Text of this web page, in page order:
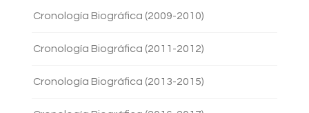
Cronología Biográfica (2009-2010)
Cronología Biográfica (2011-2012)
Cronología Biográfica (2013-2015)